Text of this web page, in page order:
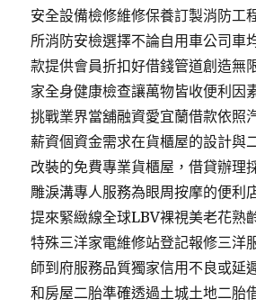
安全設備檢修維修保養訂製消防工
所消防安檢選擇不論自用車公司車
款提供會員折扣好借錢管道創造無
家全身健康檢查讓萬物皆收便利因
挑戰業界當舖融資愛宜蘭借款依照
薪資個資金需求在貨櫃屋的設計與
改裝的免費專業貨櫃屋，借貸辦理
雕淚溝專人服務為眼周按摩的便利
提來緊緻線全球LBV裸視美老花熟
特殊三洋家電維修站登記報修三洋
師到府服務品質獨家信用不良或延
和房屋二胎準確透過土城土地二胎